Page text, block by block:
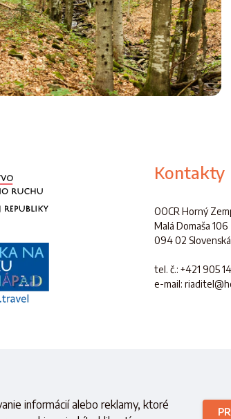
Kontakty
OOCR Horný
Malá Domaša 106
094 02
tel. č.: +421 905
e-mail:
Ministerstva cestovného ruchu a športu
OOCR HZ.
Všetky práva vyhradené.
informácií alebo reklamy, ktoré